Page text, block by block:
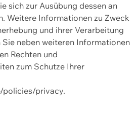
sich zur Ausübung dessen an
Weitere Informationen zu Zweck
und ihrer Verarbeitung
neben weiteren Informationen
Rechten und
zum Schutze Ihrer
policies/privacy.